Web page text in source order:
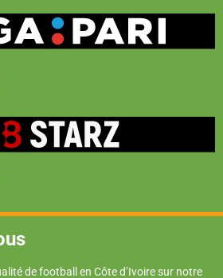
de football en Côte d’Ivoire sur notre